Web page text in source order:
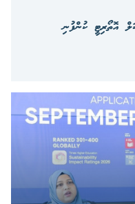
އޮތޯރިޓީ ކުންފުނި